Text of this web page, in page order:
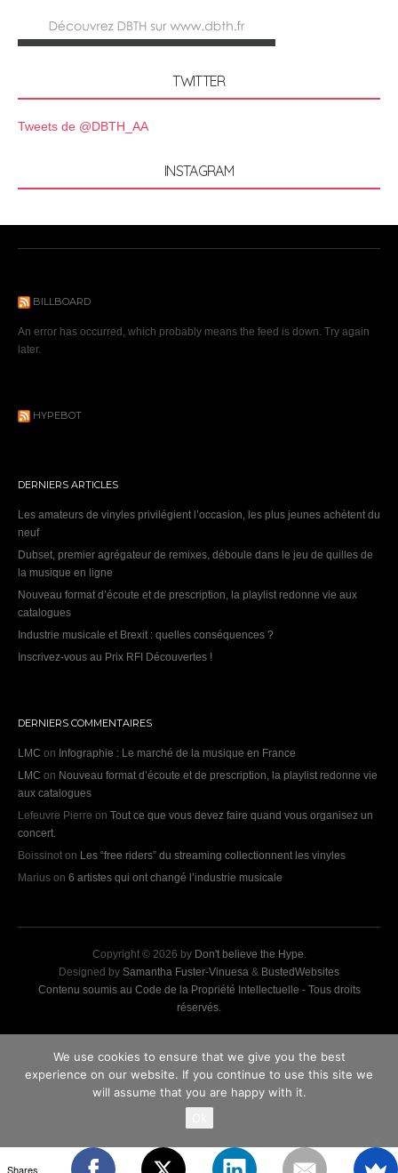
TWITTER
Tweets de @DBTH_AA
INSTAGRAM
BILLBOARD
An error has occurred, which probably means the feed is down. Try again
later.
HYPEBOT
DERNIERS ARTICLES
Les amateurs de vinyles privilégient l’occasion, les plus jeunes achètent du
neuf
Dubset, premier agrégateur de remixes, déboule dans le jeu de quilles de
la musique en ligne
Nouveau format d’écoute et de prescription, la playlist redonne vie aux
catalogues
Industrie musicale et Brexit : quelles conséquences ?
Inscrivez-vous au Prix RFI Découvertes !
DERNIERS COMMENTAIRES
LMC on Infographie : Le marché de la musique en France
LMC on Nouveau format d’écoute et de prescription, la playlist redonne vie
aux catalogues
Lefeuvre Pierre on Tout ce que vous devez faire quand vous organisez un
concert.
Boissinot on Les “free riders” du streaming collectionnent les vinyles
Marius on 6 artistes qui ont changé l’industrie musicale
Copyright © 2026 by Don't believe the Hype.
Designed by Samantha Fuster-Vinuesa & BustedWebsites
Contenu soumis au Code de la Propriété Intellectuelle - Tous droits
réservés.
We use cookies to ensure that we give you the best
experience on our website. If you continue to use this site we
will assume that you are happy with it.
Shares